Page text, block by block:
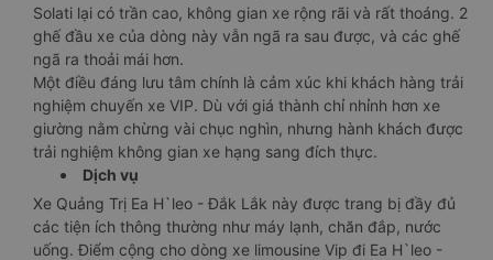
Solati lại có trần cao, không gian xe rộng rãi và rất thoáng. 2
ghế đầu xe của dòng này vẫn ngã ra sau được, và các ghế
ngã ra thoải mái hơn.
Một điều đáng lưu tâm chính là cảm xúc khi khách hàng trải
nghiệm chuyến xe VIP. Dù với giá thành chỉ nhỉnh hơn xe
giường nằm chừng vài chục nghìn, nhưng hành khách được
trải nghiệm không gian xe hạng sang đích thực.
Dịch vụ
Xe Quảng Trị Ea H`leo - Đắk Lắk này được trang bị đầy đủ
các tiện ích thông thường như máy lạnh, chăn đắp, nước
uống. Điểm cộng cho dòng xe limousine Vip đi Ea H`leo -